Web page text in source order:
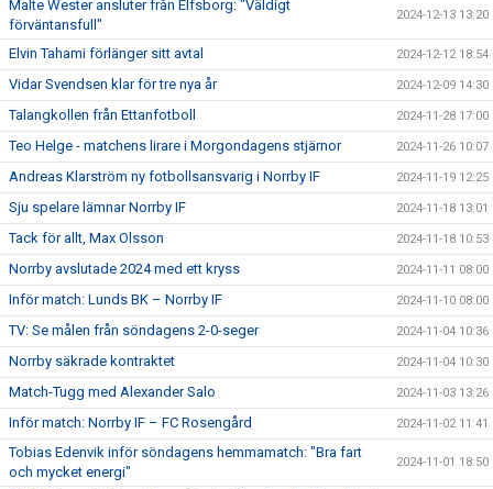
Malte Wester ansluter från Elfsborg: "Väldigt
förväntansfull"
2024-12-13 13:20
Elvin Tahami förlänger sitt avtal 2024-12-12 18:54
Vidar Svendsen klar för tre nya år 2024-12-09 14:30
Talangkollen från Ettanfotboll 2024-11-28 17:00
Teo Helge - matchens lirare i Morgondagens stjärnor 2024-11-26 10:07
Andreas Klarström ny fotbollsansvarig i Norrby IF 2024-11-19 12:25
Sju spelare lämnar Norrby IF 2024-11-18 13:01
Tack för allt, Max Olsson 2024-11-18 10:53
Norrby avslutade 2024 med ett kryss 2024-11-11 08:00
Inför match: Lunds BK – Norrby IF 2024-11-10 08:00
TV: Se målen från söndagens 2-0-seger 2024-11-04 10:36
Norrby säkrade kontraktet 2024-11-04 10:30
Match-Tugg med Alexander Salo 2024-11-03 13:26
Inför match: Norrby IF – FC Rosengård 2024-11-02 11:41
Tobias Edenvik inför söndagens hemmamatch: "Bra fart
och mycket energi"
2024-11-01 18:50